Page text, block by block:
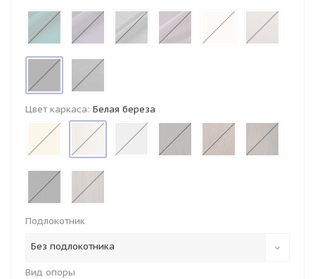
Цвет каркаса: Белая береза
Подлокотник
Без подлокотника
Вид опоры